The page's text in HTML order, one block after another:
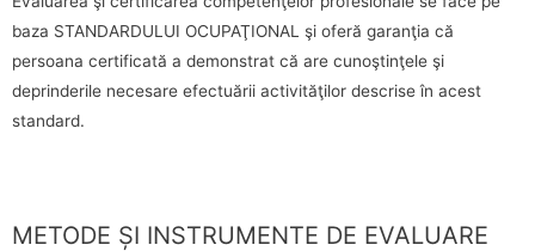
baza STANDARDULUI OCUPAŢIONAL şi oferă garanţia că
persoana certificată a demonstrat că are cunoştinţele şi
deprinderile necesare efectuării activităţilor descrise în acest
standard.
METODE ȘI INSTRUMENTE DE EVALUARE